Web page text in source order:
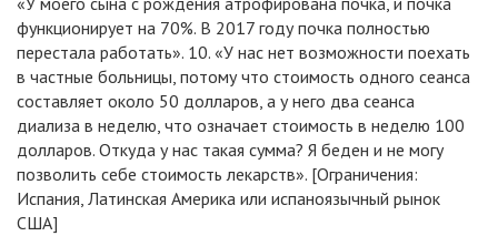
функционирует на 70%. В 2017 году почка полностью
перестала работать». 10. «У нас нет возможности поехать
в частные больницы, потому что стоимость одного сеанса
составляет около 50 долларов, а у него два сеанса
диализа в неделю, что означает стоимость в неделю 100
долларов. Откуда у нас такая сумма? Я беден и не могу
позволить себе стоимость лекарств». [Ограничения:
Испания, Латинская Америка или испаноязычный рынок
США]